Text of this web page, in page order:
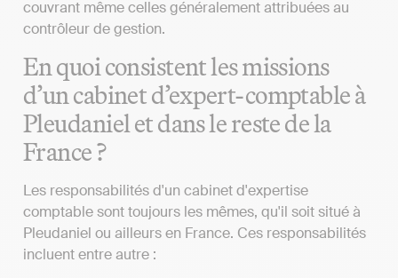
couvrant même celles généralement attribuées au
contrôleur de gestion.
En quoi consistent les missions
d’un cabinet d’expert-comptable à
Pleudaniel et dans le reste de la
France ?
Les responsabilités d'un cabinet d'expertise
comptable sont toujours les mêmes, qu'il soit situé à
Pleudaniel ou ailleurs en France. Ces responsabilités
incluent entre autre :